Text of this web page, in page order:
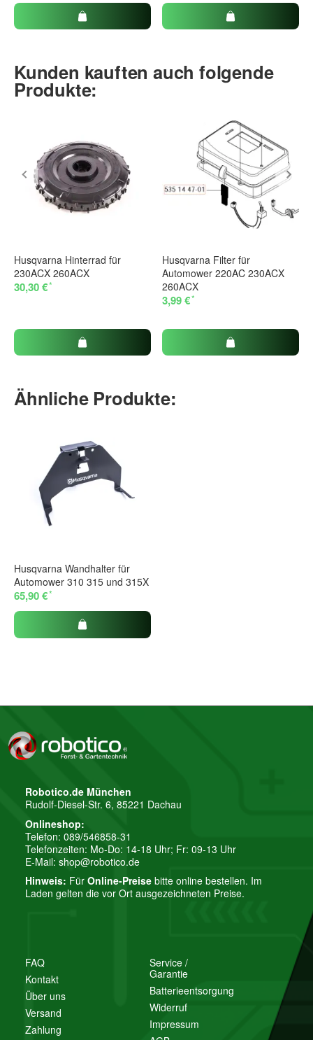
Kunden kauften auch folgende
Produkte:
Husqvarna Hinterrad für
230ACX 260ACX
30,30 €*
Husqvarna Filter für
Automower 220AC 230ACX
260ACX
3,99 €*
Ähnliche Produkte:
Husqvarna Wandhalter für
Automower 310 315 und 315X
65,90 €*
FAQ
Kontakt
Über uns
Versand
Zahlung
Service /
Garantie
Batterieentsorgung
Widerruf
Impressum
Robotico.de München
Rudolf-Diesel-Str. 6, 85221 Dachau
Onlineshop:
Telefon: 089/546858-31
Telefonzeiten: Mo-Do: 14-18 Uhr; Fr: 09-13 Uhr
E-Mail: shop@robotico.de
Hinweis: Für Online-Preise bitte online bestellen. Im
Laden gelten die vor Ort ausgezeichneten Preise.